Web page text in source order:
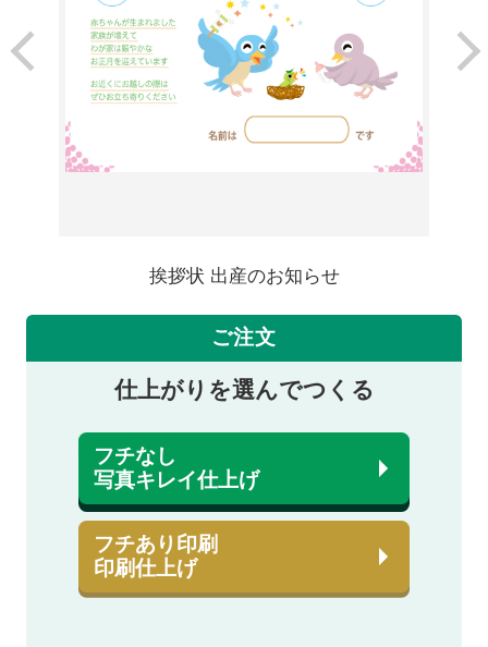
挨拶状 出産のお知らせ
ご注文
仕上がりを選んでつくる
フチなし
写真キレイ仕上げ
フチあり印刷
印刷仕上げ